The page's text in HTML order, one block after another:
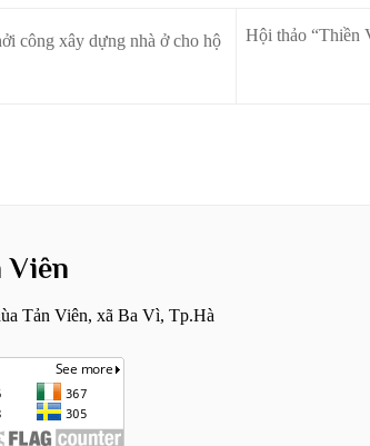
công xây dựng nhà ở cho hộ
Hội thảo “Thiền
Viên
Tản Viên, xã Ba Vì, Tp.Hà